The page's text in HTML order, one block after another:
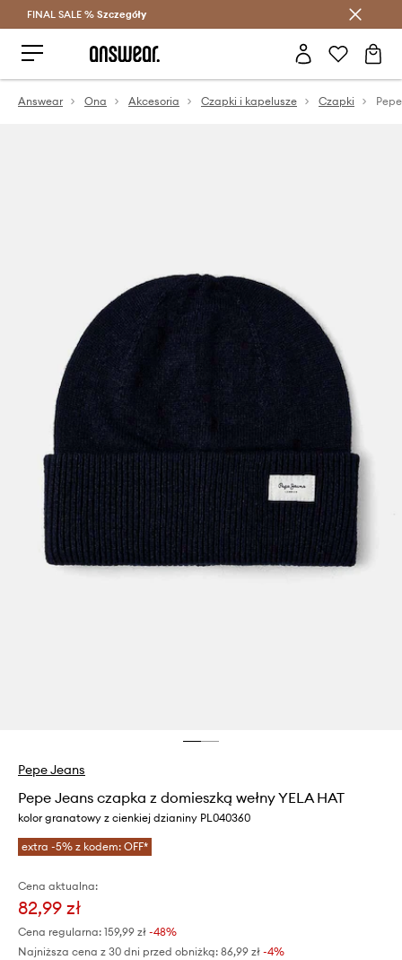
Oszczędzaj z Answear Club >
FINAL SALE % Szczegóły
Answear Ona Akcesoria Czapki i kapelusze Czapki
Pepe Jeans
Pepe Jeans czapka z domieszką wełny YELA HAT
kolor granatowy z cienkiej dzianiny PL040360
extra -5% z kodem: OFF*
Cena aktualna:
82,99 zł
Cena regularna: 159,99 zł -48%
Najniższa cena z 30 dni przed obniżką: 86,99 zł -4%